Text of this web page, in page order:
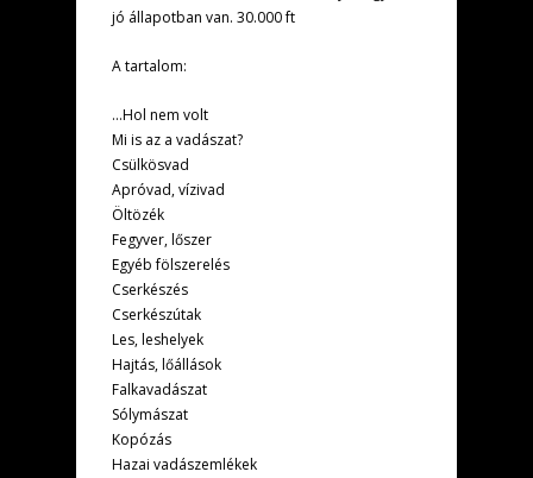
jó állapotban van. 30.000 ft
A tartalom:
…Hol nem volt
Mi is az a vadászat?
Csülkösvad
Apróvad, vízivad
Öltözék
Fegyver, lőszer
Egyéb fölszerelés
Cserkészés
Cserkészútak
Les, leshelyek
Hajtás, lőállások
Falkavadászat
Sólymászat
Kopózás
Hazai vadászemlékek